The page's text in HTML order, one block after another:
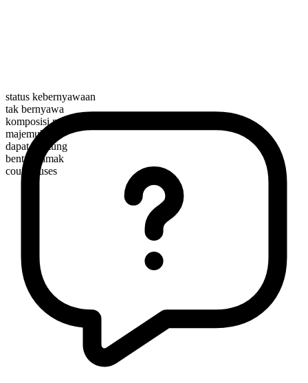
status kebernyawaan
tak bernyawa
komposisi morfologis
majemuk
dapat dihitung
bentuk jamak
courthouses